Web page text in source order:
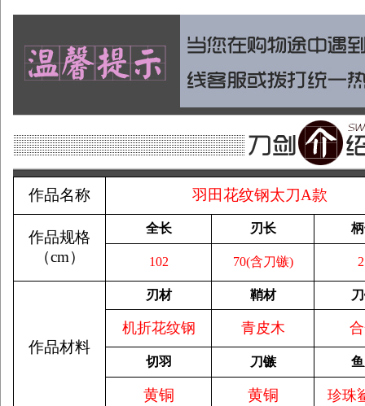
作品名称 羽田花纹钢太刀A款
作品规格
（cm）
全长 刃长
102 70(含刀镞)
作品材料
刃材 鞘材
机折花纹钢 青皮木
切羽 刀镞
黄铜 黄铜 珍珠